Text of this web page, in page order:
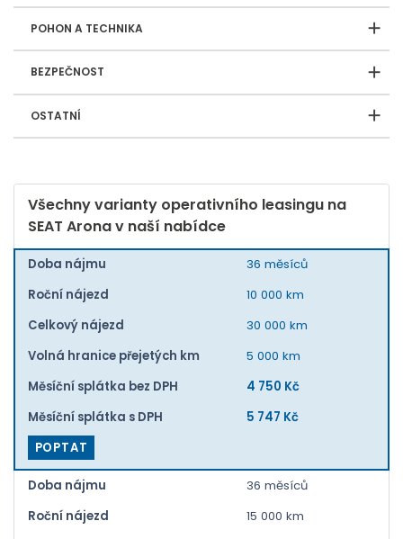
POHON A TECHNIKA
BEZPEČNOST
OSTATNÍ
Všechny varianty operativního leasingu na
SEAT Arona v naší nabídce
Doba nájmu
36 měsíců
Roční nájezd
10 000 km
Celkový nájezd
30 000 km
Volná hranice přejetých km
5 000 km
Měsíční splátka bez DPH
4 750 Kč
Měsíční splátka s DPH
5 747 Kč
POPTAT
Doba nájmu
36 měsíců
Roční nájezd
15 000 km